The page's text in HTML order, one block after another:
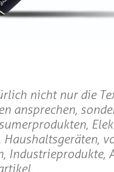
nicht nur die
ansprechen,
Industrieprodukte,